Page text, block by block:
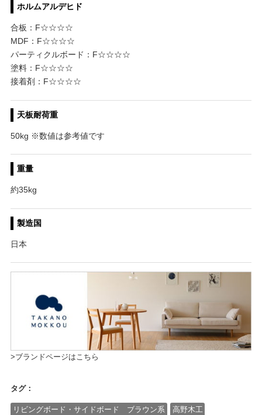
ホルムアルデヒド
合板：F☆☆☆☆
MDF：F☆☆☆☆
パーティクルボード：F☆☆☆☆
塗料：F☆☆☆☆
接着剤：F☆☆☆☆
天板耐荷重
50kg ※数値は参考値です
重量
約35kg
製造国
日本
>ブランドページはこちら
タグ：
リビングボード・サイドボード ブラウン系 高野木工